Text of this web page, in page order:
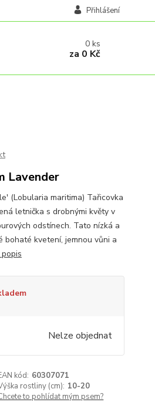
Přihlášení
0ks
za 0 Kč
Lavender
(Lobularia maritima) Tařicovka
letnička s drobnými květy v
odstínech. Tato nízká a
bohaté kvetení, jemnou vůni a
Nelze objednat
kód: 60307071
rostliny (cm): 10-20
to pohlídat mým psem?